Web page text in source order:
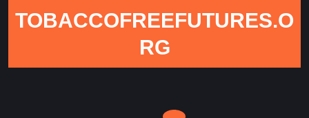
TOBACCOFREEFUTURES.O
RG